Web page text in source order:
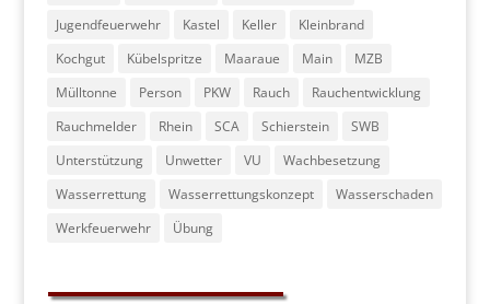
Jugendfeuerwehr
Kastel Keller
Kleinbrand
Kochgut
Kübelspritze Maaraue Main
MZB
Mülltonne
Person PKW Rauch
Rauchentwicklung
Rauchmelder
Rhein SCA Schierstein
SWB
Unterstützung
Unwetter VU
Wachbesetzung
Wasserrettung
Wasserrettungskonzept
Wasserschaden
Werkfeuerwehr
Übung